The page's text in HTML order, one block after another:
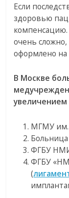
Если
здоровью
компенсацию.
очень
оформлено
В Москве
МГМУ им.
ФГБУ
ФГБУ
(